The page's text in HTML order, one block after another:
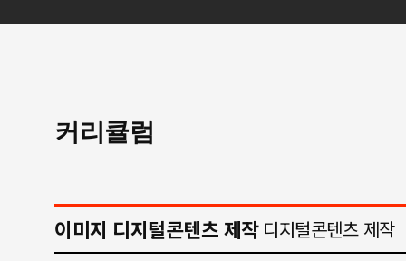
커리큘럼
이미지 디지털콘텐츠 제작 디지털콘텐츠 제작